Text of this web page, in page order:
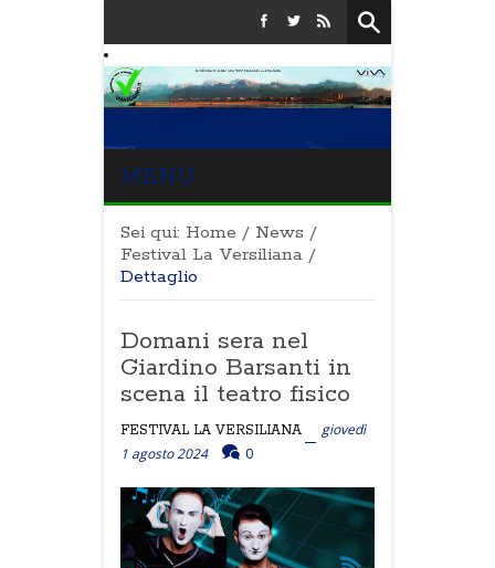
MENU
Sei qui: Home / News /
Festival La Versiliana /
Dettaglio
Domani sera nel
Giardino Barsanti in
scena il teatro fisico
FESTIVAL LA VERSILIANA
giovedì
1 agosto 2024
0